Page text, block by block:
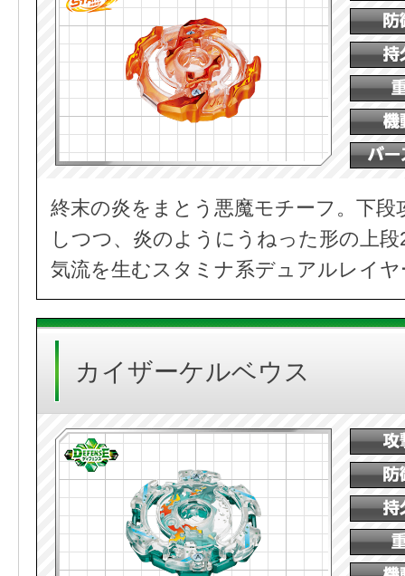
終末の炎をまとう悪魔モチーフ。下
しつつ、炎のようにうねった形の上
気流を生むスタミナ系デュアルレイヤ
カイザーケルベウス